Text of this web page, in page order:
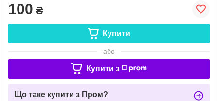
100 ₴
Купити
або
Купити з
Що таке купити з Пром?